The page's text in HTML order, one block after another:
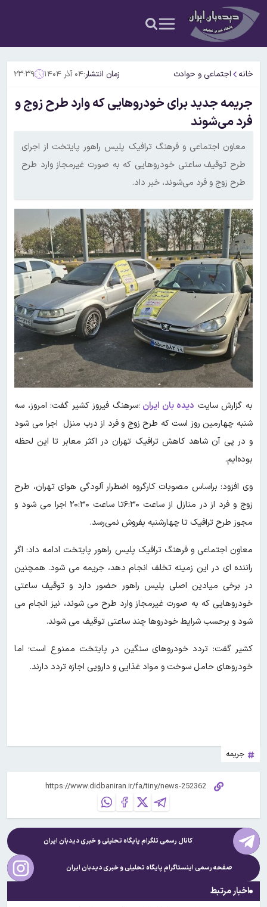
خانه اجتماعی و حوادث زمان انتشار:۰۴ آذر ۱۴۰۴ ۲۳:۳۹
جریمه جدید برای خودروهایی که وارد طرح زوج و
فرد می‌شوند
معاون اجتماعی و فرهنگ ترافیک پلیس راهور پایتخت از اجرای
طرح توقیف ساعتی خودروهایی که به صورت غیرمجاز وارد طرح
طرح زوج و فرد می‌شوند، خبر داد.
به گزارش سایت دیده بان ایران ؛سرهنگ فیروز کشیر گفت: امروز، سه
شنبه چهارمین روز است که طرح زوج و فرد از درب منزل اجرا می شود
و در پی آن شاهد کاهش ترافیک تهران در اکثر معابر تا این لحظه
بوده‌ایم.
وی افزود: براساس مصوبات کارگروه اضطرار آلودگی هوای تهران، طرح
زوج و فرد از در منازل از ساعت ۶:۳۰تا ساعت ۲۰:۳۰ اجرا می شود و
مجوز طرح ترافیک تا چهارشنبه بفروش نمی‌رسد.
معاون اجتماعی و فرهنگ ترافیک پلیس راهور پایتخت ادامه داد: اگر
راننده ای در این زمینه تخلف انجام دهد، جریمه می شود. همچنین
در برخی میادین اصلی پلیس راهور حضور دارد و توقیف ساعتی
خودروهایی که به صورت غیرمجاز وارد طرح می شوند، نیز انجام می
شود و برحسب شرایط خودروها چند ساعتی توقیف می شوند.
کشیر گفت: تردد خودروهای سنگین در پایتخت ممنوع است؛ اما
خودروهای حامل سوخت و مواد غذایی و دارویی اجازه تردد دارند.
جریمه
کانال رسمی تلگرام پایگاه تحلیلی و خبریدیدبان ایران
صفحه رسمی اینستاگرام پایگاه تحلیلی و خبریدیدبان ایران
اخبار مرتبط